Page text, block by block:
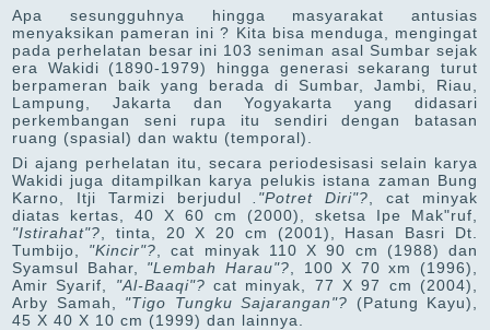
Apa sesungguhnya hingga masyarakat antusias
menyaksikan pameran ini ? Kita bisa menduga, mengingat
pada perhelatan besar ini 103 seniman asal Sumbar sejak
era Wakidi (1890-1979) hingga generasi sekarang turut
berpameran baik yang berada di Sumbar, Jambi, Riau,
Lampung, Jakarta dan Yogyakarta yang didasari
perkembangan seni rupa itu sendiri dengan batasan
ruang (spasial) dan waktu (temporal).
Di ajang perhelatan itu, secara periodesisasi selain karya
Wakidi juga ditampilkan karya pelukis istana zaman Bung
Karno, Itji Tarmizi berjudul
."Potret Diri"? , cat minyak
diatas kertas, 40 X 60 cm (2000), sketsa Ipe Mak"ruf,
"Istirahat"? , tinta, 20 X 20 cm (2001), Hasan Basri Dt.
Tumbijo,
"Kincir"? , cat minyak 110 X 90 cm (1988) dan
Syamsul Bahar, "Lembah Harau"? , 100 X 70 xm (1996),
Amir Syarif,
"Al-Baaqi"? cat minyak, 77 X 97 cm (2004),
Arby Samah, "Tigo Tungku Sajarangan"? (Patung Kayu),
45 X 40 X 10 cm (1999) dan lainnya.